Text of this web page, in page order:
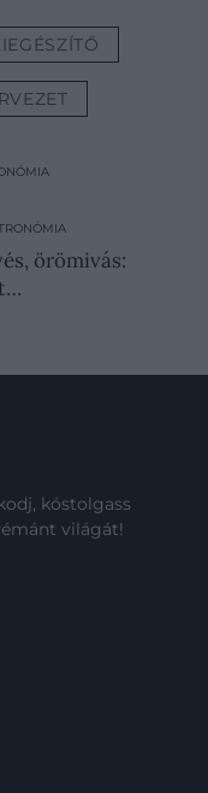
örömivás:
kóstolgass
világát!